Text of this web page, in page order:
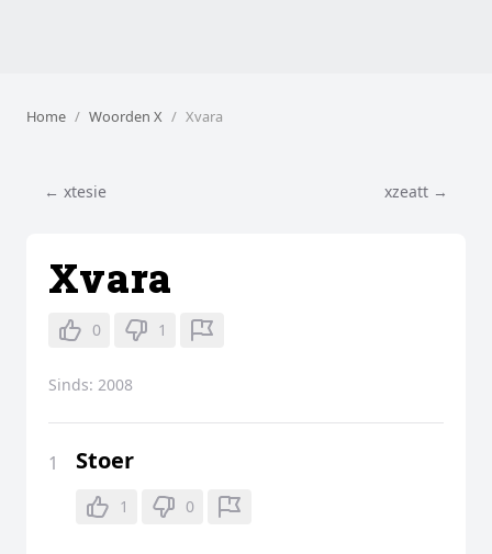
Home Woorden X Xvara
← xtesie xzeatt →
Xvara
0 1
Sinds: 2008
1 Stoer
1 0